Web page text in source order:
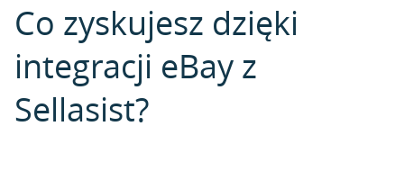
Co zyskujesz dzięki
integracji eBay z
Sellasist?